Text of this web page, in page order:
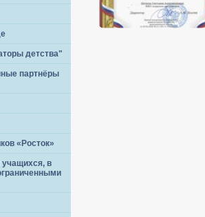
детства"
партнёры
«Росток»
учащихся, в